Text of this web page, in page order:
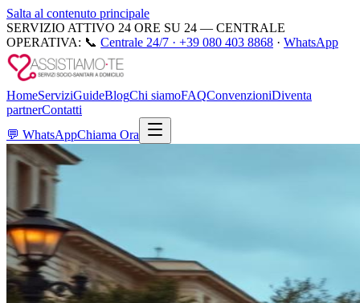
Salta al contenuto principale
SERVIZIO ATTIVO 24 ORE SU 24 — CENTRALE
OPERATIVA: 📞 Centrale 24/7 · +39 080 403 8868 · WhatsApp
HomeServiziGuideBlogChi siamoFAQConvenzioniDiventa
partnerContatti
💬 WhatsAppChiama Ora